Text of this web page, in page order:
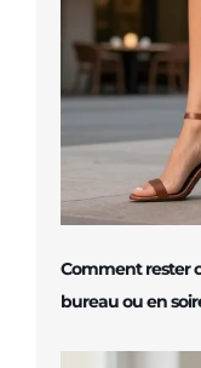
Comment rester
bureau ou en